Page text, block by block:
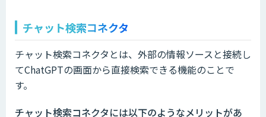
チャット検索コネクタ
チャット検索コネクタとは、外部の情報ソースと接続し
てChatGPTの画面から直接検索できる機能のことで
す。
チャット検索コネクタには以下のようなメリットがあ